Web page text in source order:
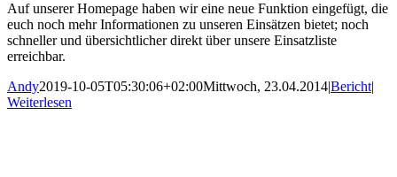
Auf unserer Homepage haben wir eine neue Funktion eingefügt, die
euch noch mehr Informationen zu unseren Einsätzen bietet; noch
schneller und übersichtlicher direkt über unsere Einsatzliste
erreichbar.
Andy2019-10-05T05:30:06+02:00Mittwoch, 23.04.2014|Bericht|
Weiterlesen